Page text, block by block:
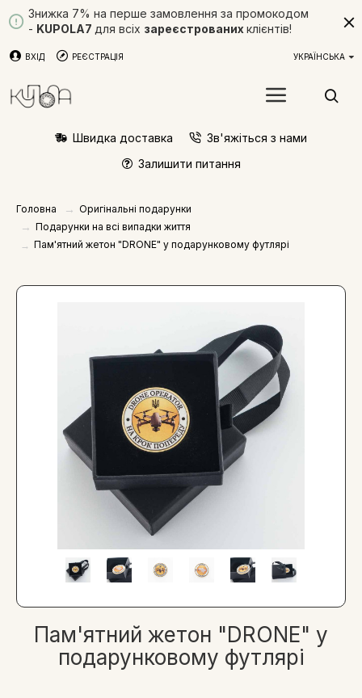
Знижка 7% на перше замовлення за промокодом
- KUPOLA7 для всіх зареєстрованих клієнтів!
ВХІД РЕЄСТРАЦІЯ УКРАЇНСЬКА
Швидка доставка
Зв'яжіться з нами
Залишити питання
Головна
Оригінальні подарунки
Подарунки на всі випадки життя
Пам'ятний жетон "DRONE" у подарунковому футлярі
Пам'ятний жетон "DRONE" у
подарунковому футлярі